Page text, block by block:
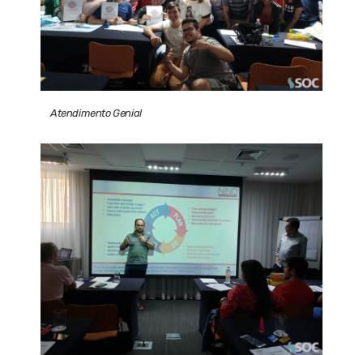
Atendimento Genial